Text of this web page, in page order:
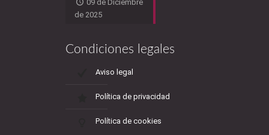
09 de Diciembre
de 2025
Condiciones legales
Aviso legal
Política de privacidad
Política de cookies